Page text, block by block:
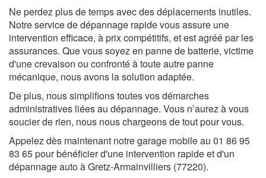
Ne perdez plus de temps avec des déplacements inutiles.
Notre service de dépannage rapide vous assure une
intervention efficace, à prix compétitifs, et est agréé par les
assurances. Que vous soyez en panne de batterie, victime
d'une crevaison ou confronté à toute autre panne
mécanique, nous avons la solution adaptée.
De plus, nous simplifions toutes vos démarches
administratives liées au dépannage. Vous n’aurez à vous
soucier de rien, nous nous chargeons de tout pour vous.
Appelez dès maintenant notre garage mobile au 01 86 95
83 65 pour bénéficier d'une intervention rapide et d'un
dépannage auto à Gretz-Armainvilliers (77220).